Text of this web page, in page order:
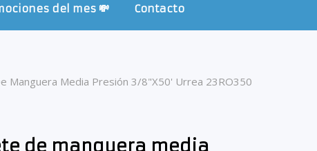
del mes 💸 Contacto
Manguera Media Presión 3/8"x50' Urrea 23RO350
de manguera media